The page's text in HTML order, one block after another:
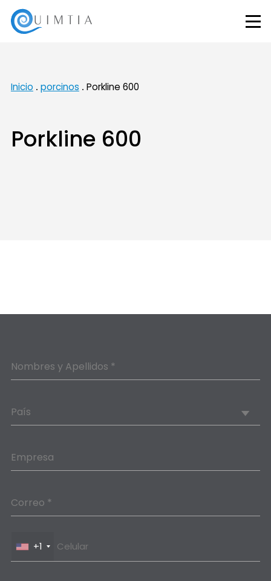
Inicio porcinos Porkline 600
Porkline 600
Nombres y Apellidos *
País
Empresa
Correo *
+1